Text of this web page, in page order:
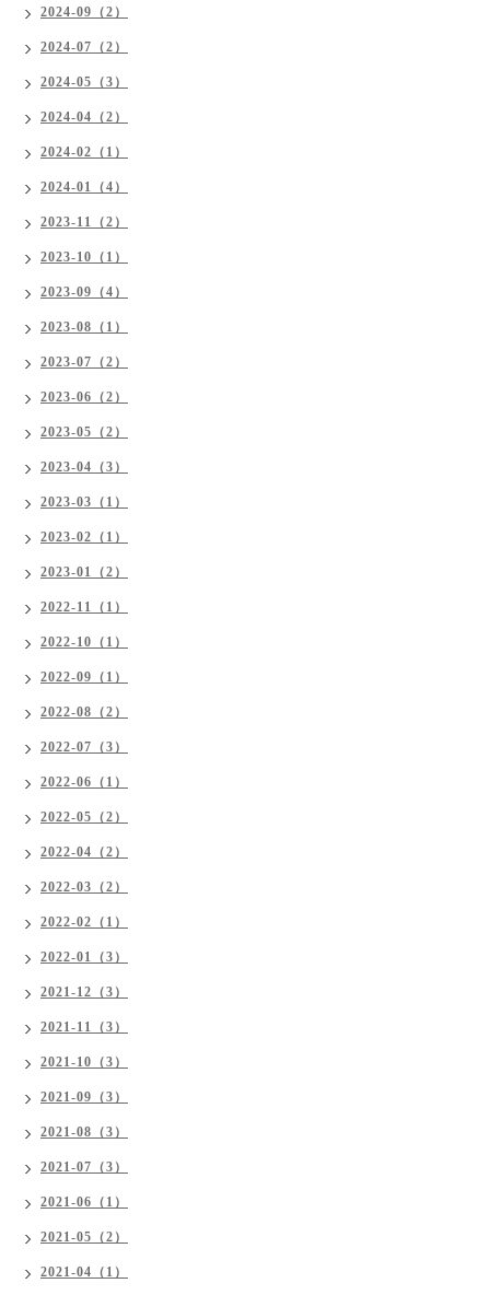
2024-09（2）
2024-07（2）
2024-05（3）
2024-04（2）
2024-02（1）
2024-01（4）
2023-11（2）
2023-10（1）
2023-09（4）
2023-08（1）
2023-07（2）
2023-06（2）
2023-05（2）
2023-04（3）
2023-03（1）
2023-02（1）
2023-01（2）
2022-11（1）
2022-10（1）
2022-09（1）
2022-08（2）
2022-07（3）
2022-06（1）
2022-05（2）
2022-04（2）
2022-03（2）
2022-02（1）
2022-01（3）
2021-12（3）
2021-11（3）
2021-10（3）
2021-09（3）
2021-08（3）
2021-07（3）
2021-06（1）
2021-05（2）
2021-04（1）